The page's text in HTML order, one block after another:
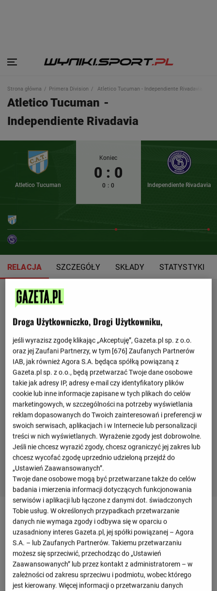
Strona główna Primera Division Atletico Tucuman - Independiente Rivadavia
Atletico Tucuman -
Independiente Rivadavia
Atletico Tucuman
Koniec
0 : 0
0 : 0 Independiente Rivadavia
RELACJA SZCZEGÓŁY SKŁADY STATYSTYKI
Relacja z meczu Atletico Tucuman -
Independiente Rivadavia
Odśwież
90+ 5'
Droga Użytkowniczko, Drogi Użytkowniku,
jeśli wyrazisz zgodę klikając „Akceptuję”, Gazeta.pl sp. z o.o.
oraz jej Zaufani Partnerzy, w tym [676] Zaufanych Partnerów
IAB, jak również Agora S.A. będąca spółką powiązaną z
Gazeta.pl sp. z o.o., będą przetwarzać Twoje dane osobowe
takie jak adresy IP, adresy e-mail czy identyfikatory plików
cookie lub inne informacje zapisane w tych plikach do celów
marketingowych, w szczególności na potrzeby wyświetlania
reklam dopasowanych do Twoich zainteresowań i preferencji w
swoich serwisach, aplikacjach i w Internecie lub personalizacji
treści w nich wyświetlanych. Wyrażenie zgody jest dobrowolne.
Jeśli nie chcesz wyrazić zgody, chcesz ograniczyć jej zakres lub
chcesz wycofać zgodę uprzednio udzieloną przejdź do
„Ustawień Zaawansowanych”.
Twoje dane osobowe mogą być przetwarzane także do celów
badania i mierzenia informacji dotyczących funkcjonowania
serwisów i aplikacji lub łączone z danymi dot. świadczonych
Tobie usług. W określonych przypadkach przetwarzanie
danych nie wymaga zgody i odbywa się w oparciu o
uzasadniony interes Gazeta.pl, jej spółki powiązanej – Agora
S.A. – lub Zaufanych Partnerów. Takiemu przetwarzaniu
możesz się sprzeciwić, przechodząc do „Ustawień
Zaawansowanych” lub przez kontakt z administratorem – w
zależności od zakresu sprzeciwu i podmiotu, wobec którego
jest kierowany. Więcej informacji o przetwarzaniu danych